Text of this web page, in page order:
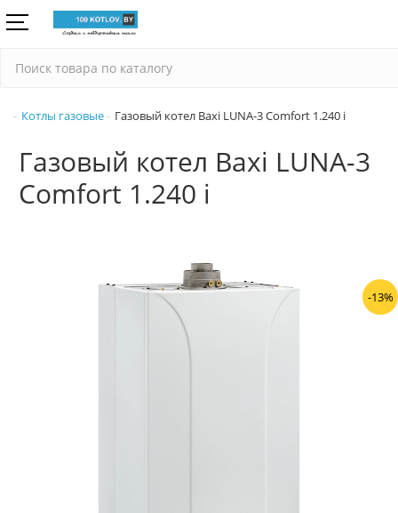
Котлы газовые Газовый котел Baxi LUNA-3 Comfort 1.240 i
Газовый котел Baxi LUNA-3
Comfort 1.240 i
-13%